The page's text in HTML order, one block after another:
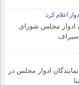
اعلام کرد:
ادوار مجلس شورای
سیراف
ادوار مجلس در